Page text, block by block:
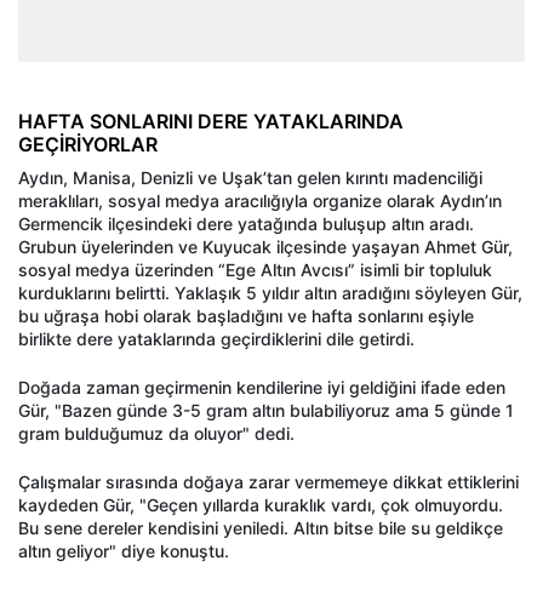
HAFTA SONLARINI DERE YATAKLARINDA
GEÇİRİYORLAR
Aydın, Manisa, Denizli ve Uşak’tan gelen kırıntı madenciliği
meraklıları, sosyal medya aracılığıyla organize olarak Aydın’ın
Germencik ilçesindeki dere yatağında buluşup altın aradı.
Grubun üyelerinden ve Kuyucak ilçesinde yaşayan Ahmet Gür,
sosyal medya üzerinden “Ege Altın Avcısı” isimli bir topluluk
kurduklarını belirtti. Yaklaşık 5 yıldır altın aradığını söyleyen Gür,
bu uğraşa hobi olarak başladığını ve hafta sonlarını eşiyle
birlikte dere yataklarında geçirdiklerini dile getirdi.
Doğada zaman geçirmenin kendilerine iyi geldiğini ifade eden
Gür, "Bazen günde 3-5 gram altın bulabiliyoruz ama 5 günde 1
gram bulduğumuz da oluyor" dedi.
Çalışmalar sırasında doğaya zarar vermemeye dikkat ettiklerini
kaydeden Gür, "Geçen yıllarda kuraklık vardı, çok olmuyordu.
Bu sene dereler kendisini yeniledi. Altın bitse bile su geldikçe
altın geliyor" diye konuştu.